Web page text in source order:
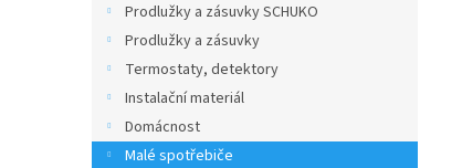
Prodlužky a zásuvky SCHUKO
Prodlužky a zásuvky
Termostaty, detektory
Instalační materiál
Domácnost
Malé spotřebiče